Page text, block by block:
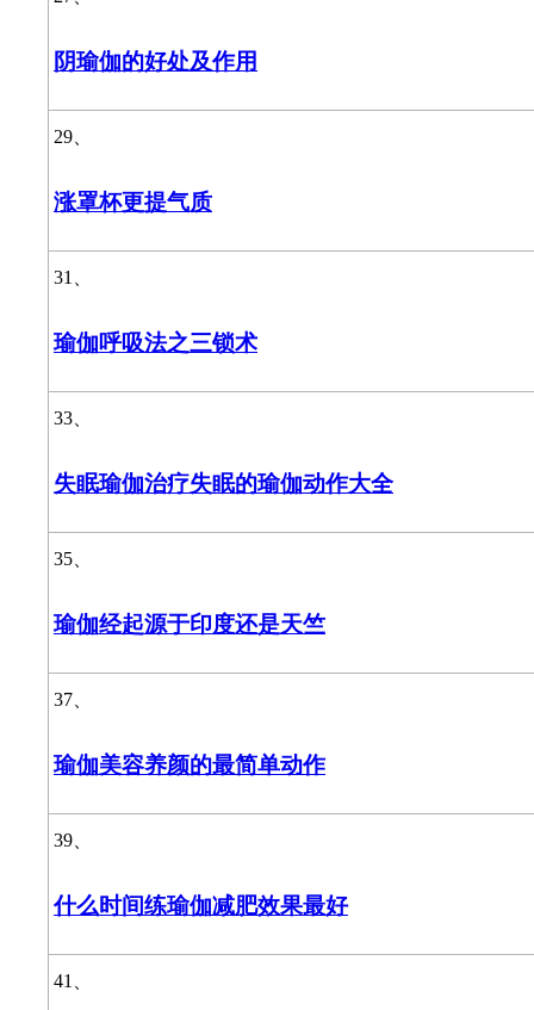
阴瑜伽的好处及作用
29、
涨罩杯更提气质
31、
瑜伽呼吸法之三锁术
33、
失眠瑜伽治疗失眠的瑜伽动作大全
35、
瑜伽经起源于印度还是天竺
37、
瑜伽美容养颜的最简单动作
39、
什么时间练瑜伽减肥效果最好
41、